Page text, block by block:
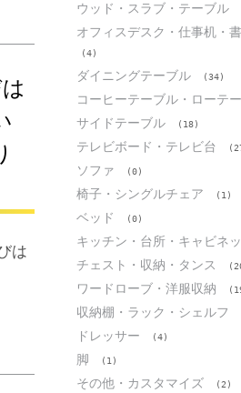
は
ウッド・スラブ・テーブル
オフィスデスク・仕事机・
(4)
ダイニングテーブル (34)
コーヒーテーブル・ローテ
サイドテーブル (18)
テレビボード・テレビ台
ソファ (0)
椅子・シングルチェア (1)
ベッド (0)
キッチン・台所・キャビネ
チェスト・収納・タンス
ワードローブ・洋服収納
収納棚・ラック・シェルフ
ドレッサー (4)
脚 (1)
その他・カスタマイズ (2)